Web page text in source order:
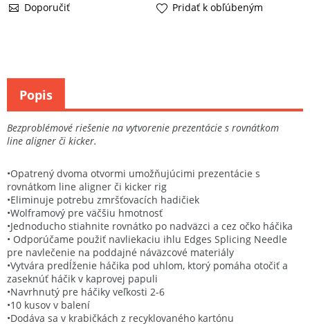
Doporučiť
Pridať k obľúbeným
Bezproblémové riešenie na vytvorenie prezentácie s rovnátkom
line aligner či kicker.
•Opatrený dvoma otvormi umožňujúcimi prezentácie s
rovnátkom line aligner či kicker rig
•Eliminuje potrebu zmršťovacích hadičiek
•Wolframový pre väčšiu hmotnosť
•Jednoducho stiahnite rovnátko po nadväzci a cez očko háčika
• Odporúčame použiť navliekaciu ihlu Edges Splicing Needle
pre navlečenie na poddajné náväzcové materiály
•Vytvára predĺženie háčika pod uhlom, ktorý pomáha otočiť a
zaseknúť háčik v kaprovej papuli
•Navrhnutý pre háčiky veľkosti 2-6
•10 kusov v balení
•Dodáva sa v krabičkách z recyklovaného kartónu
Popis